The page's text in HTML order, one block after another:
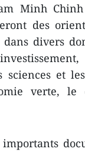
Minh
des
divers
et
verte, le